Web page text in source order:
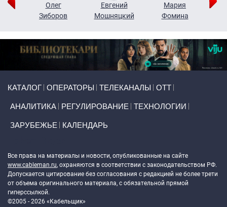
Олег
Зиборов
Евгений
Мошняцкий
Мария
Фомина
КАТАЛОГ ОПЕРАТОРЫ ТЕЛЕКАНАЛЫ ОТТ
АНАЛИТИКА РЕГУЛИРОВАНИЕ ТЕХНОЛОГИИ
ЗАРУБЕЖЬЕ КАЛЕНДАРЬ
Все права на материалы и новости, опубликованные на сайте
www.cableman.ru, охраняются в соответствии с законодательством РФ.
Допускается цитирование без согласования с редакцией не более трети
от объема оригинального материала, с обязательной прямой
гиперссылкой.
©2005 - 2026 «Кабельщик»